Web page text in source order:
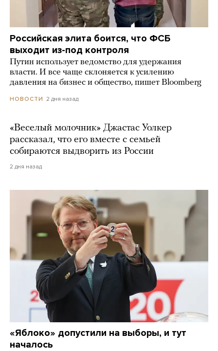
Российская элита боится, что ФСБ
выходит из-под контроля
Путин использует ведомство для удержания
власти. И все чаще склоняется к усилению
давления на бизнес и общество, пишет Bloomberg
НОВОСТИ 2 дня назад
«Веселый молочник» Джастас Уолкер
рассказал, что его вместе с семьей
собираются выдворить из России
2 дня назад
«Яблоко» допустили на выборы, и тут
началось